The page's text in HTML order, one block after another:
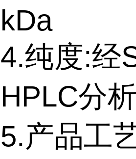
kDa
4.纯度:经
HPLC分
5.产品工